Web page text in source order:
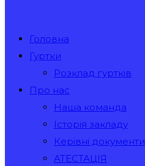
Головна
Гуртки
Розклад гуртків
Про нас
Наша команда
Історія закладу
Керівні документи
АТЕСТАЦІЯ